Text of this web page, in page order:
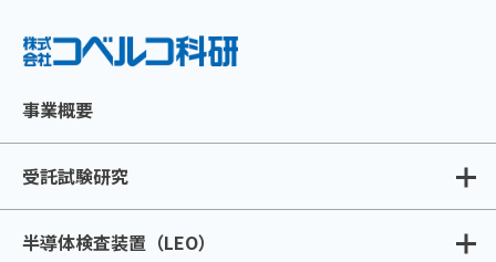
事業概要
受託試験研究
半導体検査装置（LEO）